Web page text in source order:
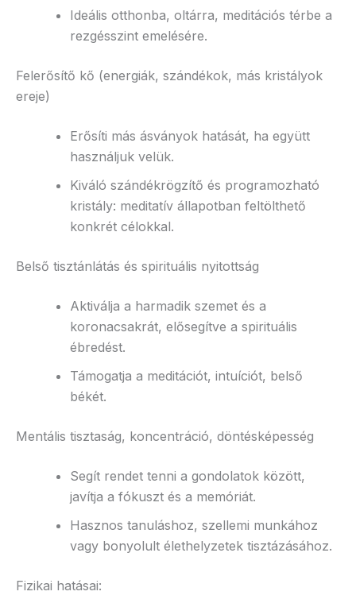
Ideális otthonba, oltárra, meditációs térbe a
rezgésszint emelésére.
Felerősítő kő (energiák, szándékok, más kristályok
ereje)
Erősíti más ásványok hatását, ha együtt
használjuk velük.
Kiváló szándékrögzítő és programozható
kristály: meditatív állapotban feltölthető
konkrét célokkal.
Belső tisztánlátás és spirituális nyitottság
Aktiválja a harmadik szemet és a
koronacsakrát, elősegítve a spirituális
ébredést.
Támogatja a meditációt, intuíciót, belső
békét.
Mentális tisztaság, koncentráció, döntésképesség
Segít rendet tenni a gondolatok között,
javítja a fókuszt és a memóriát.
Hasznos tanuláshoz, szellemi munkához
vagy bonyolult élethelyzetek tisztázásához.
Fizikai hatásai: